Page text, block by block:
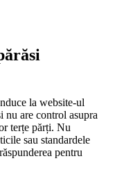
la website-ul
nu are control asupra
terțe părți. Nu
sau standardele
pentru